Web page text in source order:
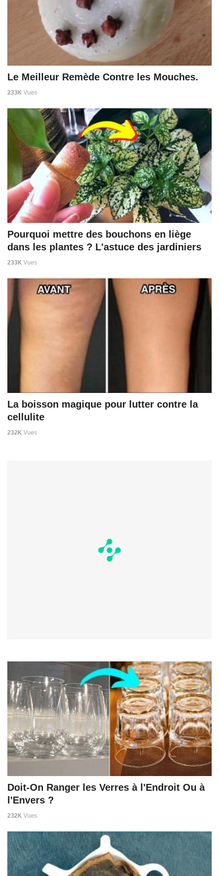
Le Meilleur Remède Contre les Mouches.
233K Vues
Pourquoi mettre des bouchons en liège
dans les plantes ? L'astuce des jardiniers
233K Vues
La boisson magique pour lutter contre la
cellulite
232K Vues
Doit-On Ranger les Verres à l'Endroit Ou à
l'Envers ?
232K Vues